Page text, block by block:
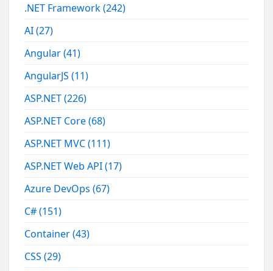
.NET Framework(242)
AI(27)
Angular(41)
AngularJS(11)
ASP.NET(226)
ASP.NET Core(68)
ASP.NET MVC(111)
ASP.NET Web API(17)
Azure DevOps(67)
C#(151)
Container(43)
CSS(29)